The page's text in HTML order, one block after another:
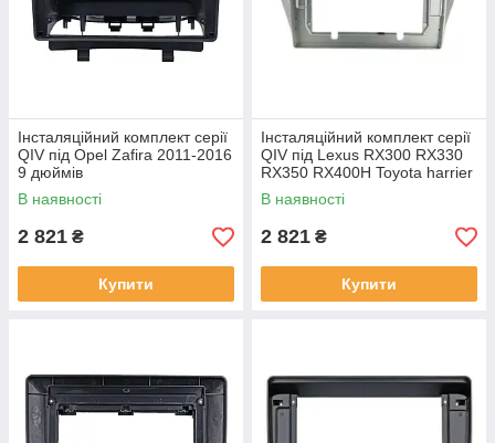
Інсталяційний комплект серії
QIV під Opel Zafira 2011-2016
9 дюймів
В наявності
2 821 ₴
Купити
Інсталяційний комплект серії
QIV під Lexus RX300 RX330
RX350 RX400H Toyota harrier
2003-2009 (F2) 10 дюймів
В наявності
2 821 ₴
Купити